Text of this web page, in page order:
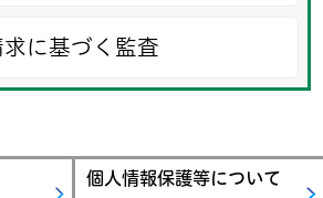
に基づく監査
個人情報保護等について